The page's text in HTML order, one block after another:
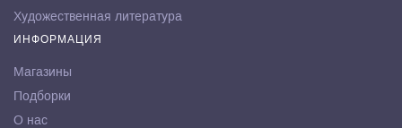
Художественная литература
ИНФОРМАЦИЯ
Магазины
Подборки
О нас